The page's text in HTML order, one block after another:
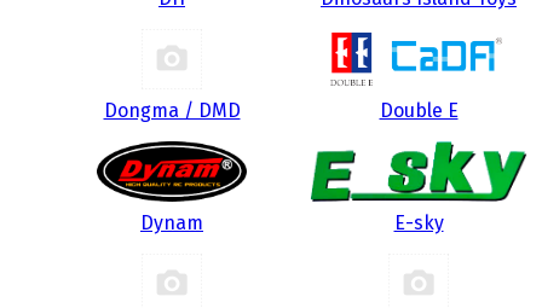
Dongma / DMD Double E
Dynam E-sky